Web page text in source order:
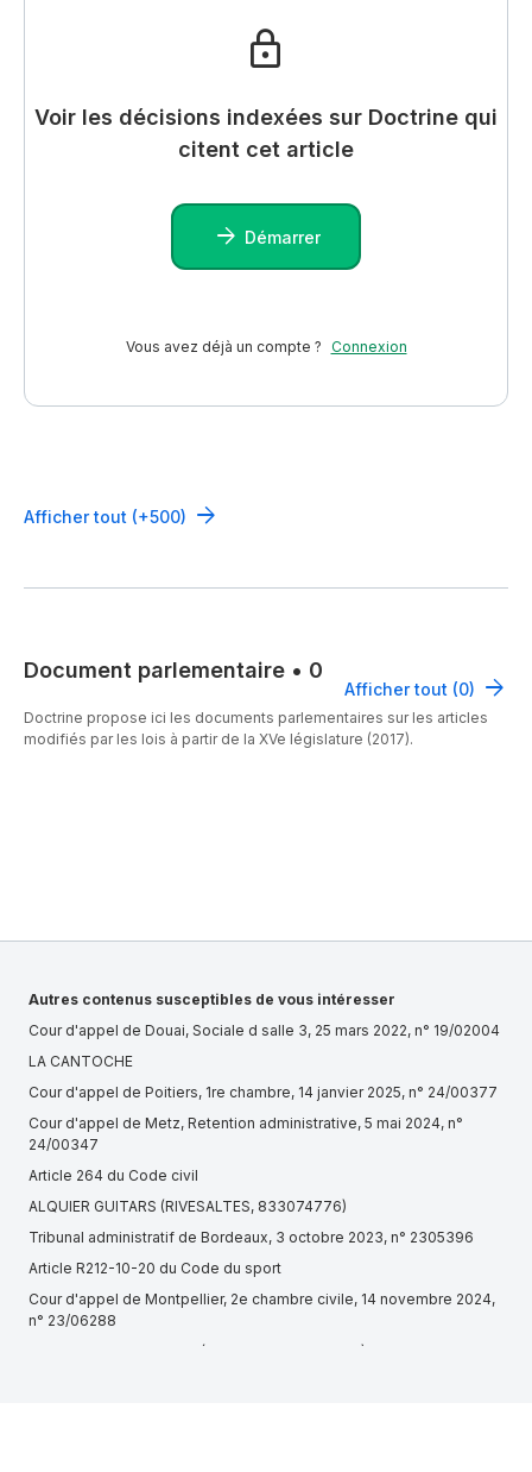
Voir les décisions indexées sur Doctrine qui
citent cet article
Démarrer
Vous avez déjà un compte ? Connexion
Afficher tout (+500)
Document parlementaire • 0
Afficher tout (0)
Doctrine propose ici les documents parlementaires sur les articles
modifiés par les lois à partir de la XVe législature (2017).
Autres contenus susceptibles de vous intéresser
Cour d'appel de Douai, Sociale d salle 3, 25 mars 2022, n° 19/02004
LA CANTOCHE
Cour d'appel de Poitiers, 1re chambre, 14 janvier 2025, n° 24/00377
Cour d'appel de Metz, Retention administrative, 5 mai 2024, n°
24/00347
Article 264 du Code civil
ALQUIER GUITARS (RIVESALTES, 833074776)
Tribunal administratif de Bordeaux, 3 octobre 2023, n° 2305396
Article R212-10-20 du Code du sport
Cour d'appel de Montpellier, 2e chambre civile, 14 novembre 2024,
n° 23/06288
ENRAGE CORPORATION (GUICHEN, 443297692)